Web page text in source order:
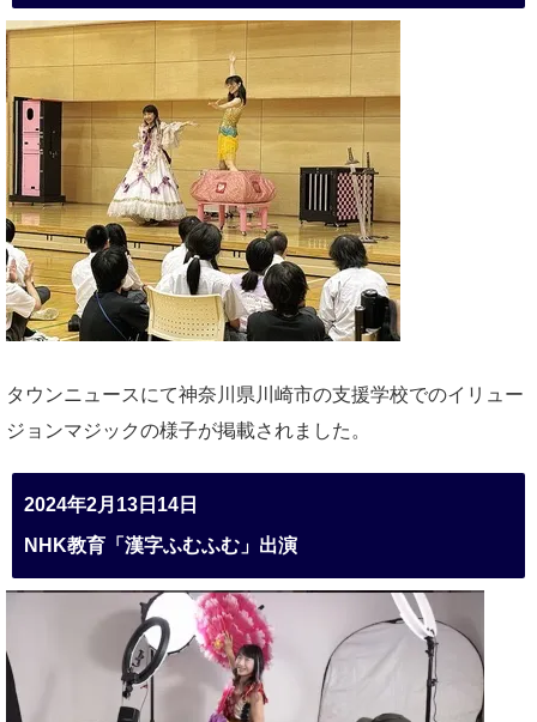
タウンニュースにて神奈川県川崎市の支援学校でのイリュー
ジョンマジックの様子が掲載されました。
2024年2月13日14日
NHK教育「漢字ふむふむ」出演